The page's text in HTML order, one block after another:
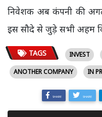
निवेशक अब कंपनी की
इस सौदे से जुड़े सभी अहम
TAGS INVEST
ANOTHER COMPANY
IN
SHARE SHARE